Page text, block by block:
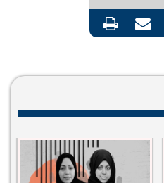
تويتر مشاركة عبر البريد طباعة